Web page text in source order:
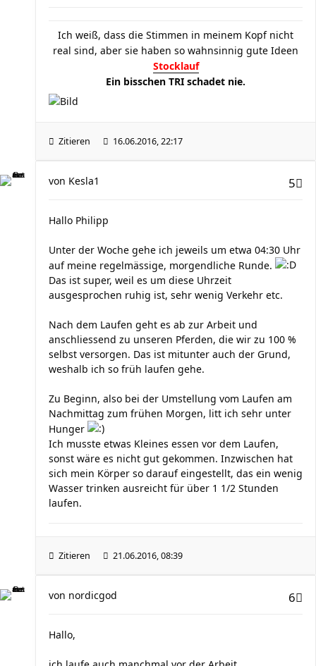
Ich weiß, dass die Stimmen in meinem Kopf nicht
real sind, aber sie haben so wahnsinnig gute Ideen
Stocklauf
Ein bisschen TRI schadet nie.
Zitieren 16.06.2016, 22:17
5
von Kesla1
Hallo Philipp
Unter der Woche gehe ich jeweils um etwa 04:30 Uhr
auf meine regelmässige, morgendliche Runde.
Das ist super, weil es um diese Uhrzeit
ausgesprochen ruhig ist, sehr wenig Verkehr etc.
Nach dem Laufen geht es ab zur Arbeit und
anschliessend zu unseren Pferden, die wir zu 100 %
selbst versorgen. Das ist mitunter auch der Grund,
weshalb ich so früh laufen gehe.
Zu Beginn, also bei der Umstellung vom Laufen am
Nachmittag zum frühen Morgen, litt ich sehr unter
Hunger
Ich musste etwas Kleines essen vor dem Laufen,
sonst wäre es nicht gut gekommen. Inzwischen hat
sich mein Körper so darauf eingestellt, das ein wenig
Wasser trinken ausreicht für über 1 1/2 Stunden
laufen.
Zitieren 21.06.2016, 08:39
6
von nordicgod
Hallo,